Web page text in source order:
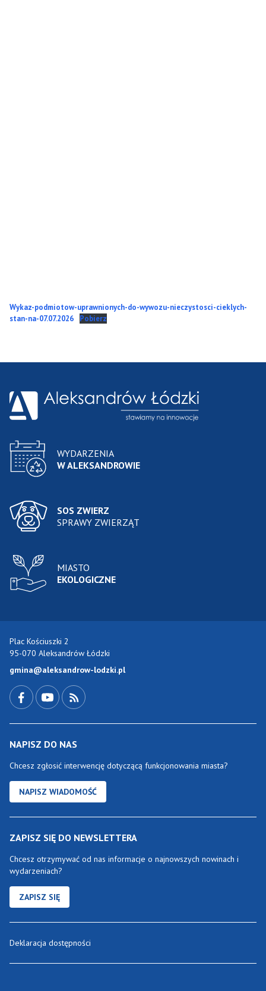
Wykaz-podmiotow-uprawnionych-do-wywozu-nieczystosci-cieklych-
stan-na-07.07.2026
Pobierz
WYDARZENIA
W ALEKSANDROWIE
SOS ZWIERZ
SPRAWY ZWIERZĄT
MIASTO
EKOLOGICZNE
Plac Kościuszki 2
95-070 Aleksandrów Łódzki
gmina@aleksandrow-lodzki.pl
NAPISZ DO NAS
Chcesz zgłosić interwencję dotyczącą funkcjonowania miasta?
NAPISZ WIADOMOŚĆ
ZAPISZ SIĘ DO NEWSLETTERA
Chcesz otrzymywać od nas informacje o najnowszych nowinach i
wydarzeniach?
ZAPISZ SIĘ
Deklaracja dostępności